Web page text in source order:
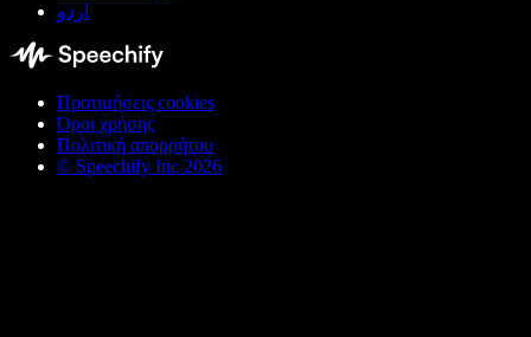
اردو
Προτιμήσεις cookies
Όροι χρήσης
Πολιτική απορρήτου
© Speechify Inc 2026